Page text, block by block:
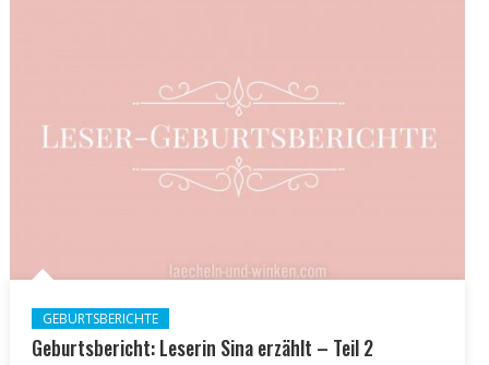
GEBURTSBERICHTE
Geburtsbericht: Leserin Sina erzählt – Teil 2